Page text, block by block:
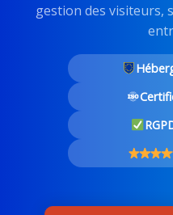
gestion des visiteurs,